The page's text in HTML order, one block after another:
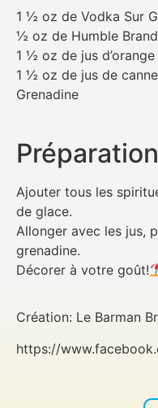
1 ½ oz de Vodka Sur
½ oz de Humble
1 ½ oz de jus d’orange
1 ½ oz de jus de
Grenadine
Préparation
Ajouter tous les
de glace.
Allonger avec les jus,
grenadine.
Décorer à votre goût!
Création: Le Barman
https://